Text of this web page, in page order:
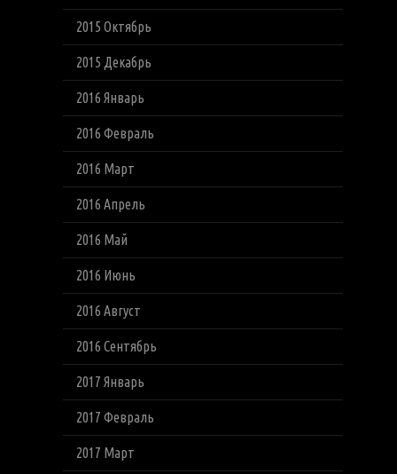
2015 Октябрь
2015 Декабрь
2016 Январь
2016 Февраль
2016 Март
2016 Апрель
2016 Май
2016 Июнь
2016 Август
2016 Сентябрь
2017 Январь
2017 Февраль
2017 Март